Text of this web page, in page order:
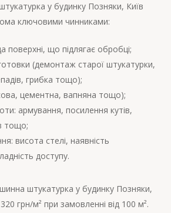
у будинку Позняки, Київ
ключовими чинниками:
поверхні, що підлягає обробці;
(демонтаж старої штукатурки,
грибка тощо);
цементна, вапняна тощо);
армування, посилення кутів,
тощо;
висота стелі, наявність
доступу.
штукатурка у будинку Позняки,
грн/м² при замовленні від 100 м².